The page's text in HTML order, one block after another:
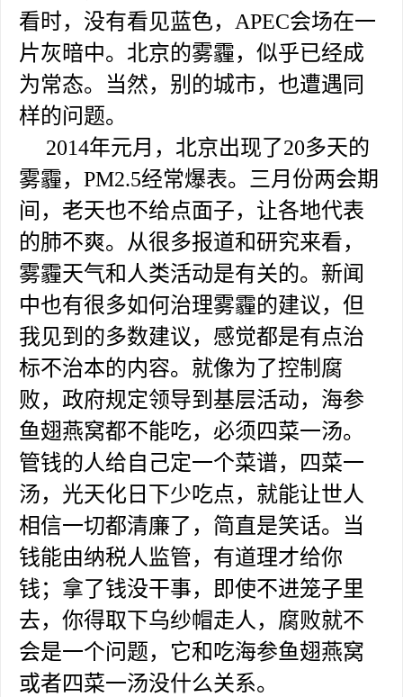
看时，没有看见蓝色，APEC会场在一
片灰暗中。北京的雾霾，似乎已经成
为常态。当然，别的城市，也遭遇同
样的问题。
2014年元月，北京出现了20多天的
雾霾，PM2.5经常爆表。三月份两会期
间，老天也不给点面子，让各地代表
的肺不爽。从很多报道和研究来看，
雾霾天气和人类活动是有关的。新闻
中也有很多如何治理雾霾的建议，但
我见到的多数建议，感觉都是有点治
标不治本的内容。就像为了控制腐
败，政府规定领导到基层活动，海参
鱼翅燕窝都不能吃，必须四菜一汤。
管钱的人给自己定一个菜谱，四菜一
汤，光天化日下少吃点，就能让世人
相信一切都清廉了，简直是笑话。当
钱能由纳税人监管，有道理才给你
钱；拿了钱没干事，即使不进笼子里
去，你得取下乌纱帽走人，腐败就不
会是一个问题，它和吃海参鱼翅燕窝
或者四菜一汤没什么关系。